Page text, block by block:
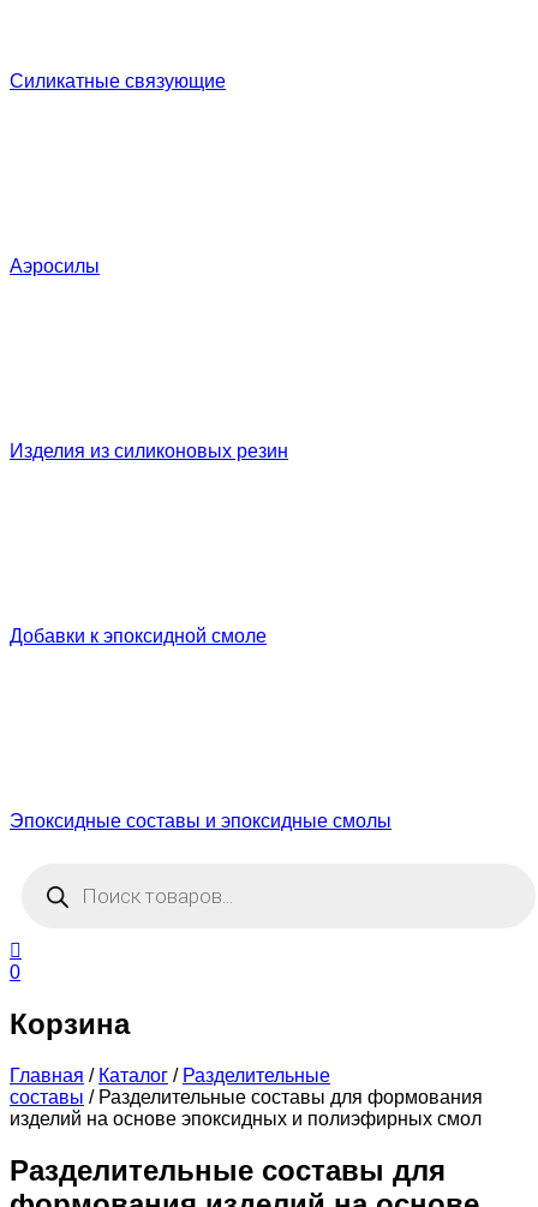
Силикатные связующие
Аэросилы
Изделия из силиконовых резин
Добавки к эпоксидной смоле
Эпоксидные составы и эпоксидные смолы
товаров
0
Корзина
Главная / Каталог / Разделительные
составы / Разделительные составы для формования
изделий на основе эпоксидных и полиэфирных смол
Разделительные составы для